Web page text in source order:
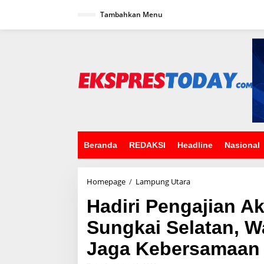
Tambahkan Menu
Beranda REDAKSI Headline Nasional
Homepage / Lampung Utara
d
i
i
P
e
Hadiri Pengajian
Sungkai Selatan,
Jaga